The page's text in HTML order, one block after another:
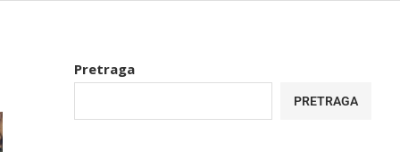
Pretraga
PRETRAGA